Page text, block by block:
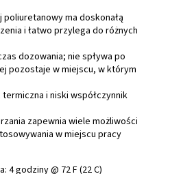
ma doskonałą
i łatwo przylega do różnych
dozowania; nie spływa po
pozostaje w miejscu, w którym
i niski współczynnik
zapewnia wiele możliwości
w miejscu pracy
4 godziny @ 72 F (22 C)